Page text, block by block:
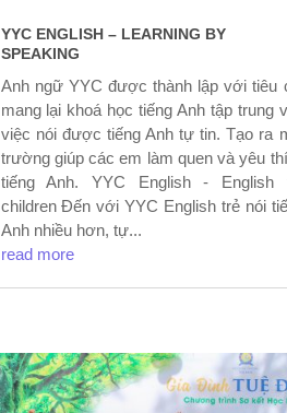
YYC ENGLISH – LEARNING BY
SPEAKING
Anh ngữ YYC được thành lập với tiêu
mang lại khoá học tiếng Anh tập trung
việc nói được tiếng Anh tự tin. Tạo ra
trường giúp các em làm quen và yêu
tiếng Anh. YYC English - English
children Đến với YYC English trẻ nói
Anh nhiều hơn, tự...
read more